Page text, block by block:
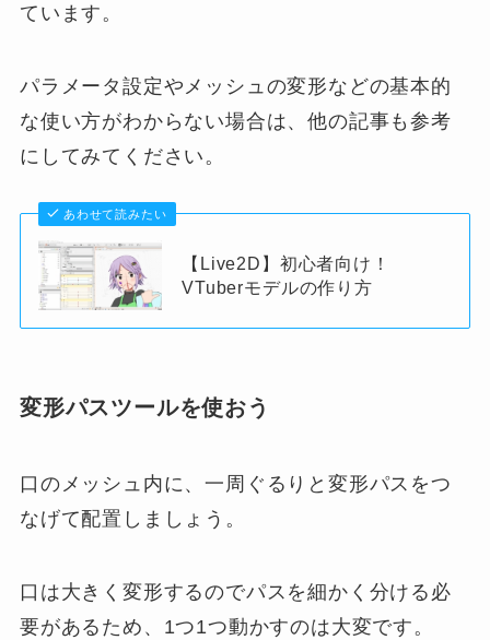
ています。
パラメータ設定やメッシュの変形などの基本的
な使い方がわからない場合は、他の記事も参考
にしてみてください。
あわせて読みたい
【Live2D】初心者向け！
VTuberモデルの作り方
変形パスツールを使おう
口のメッシュ内に、一周ぐるりと変形パスをつ
なげて配置しましょう。
口は大きく変形するのでパスを細かく分ける必
要があるため、1つ1つ動かすのは大変です。